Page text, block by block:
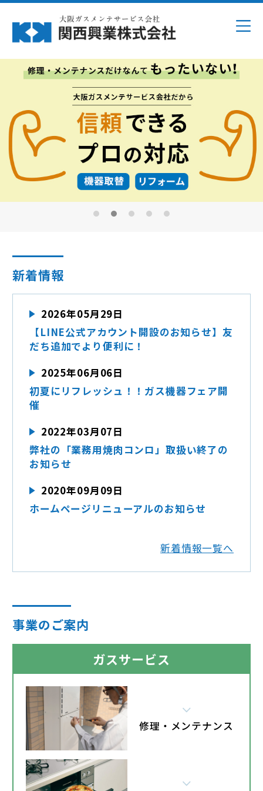
新着情報
2026年05月29日
【LINE公式アカウント開設のお知らせ】友
だち追加でより便利に！
2025年06月06日
初夏にリフレッシュ！！ガス機器フェア開
催
2022年03月07日
弊社の「業務用焼肉コンロ」取扱い終了の
お知らせ
2020年09月09日
ホームページリニューアルのお知らせ
新着情報一覧へ
事業のご案内
ガスサービス
修理・メンテナンス